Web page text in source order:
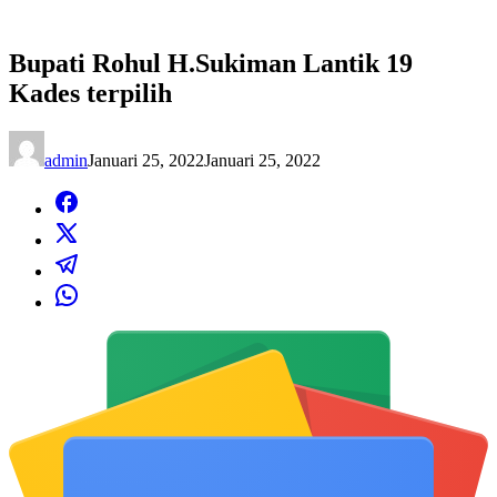
Bupati Rohul H.Sukiman Lantik 19
Kades terpilih
adminJanuari 25, 2022Januari 25, 2022